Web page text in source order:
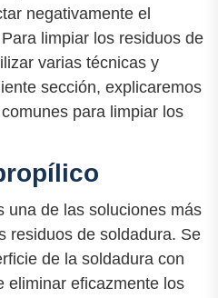
negativamente el
limpiar los residuos de
varias técnicas y
sección, explicaremos
para limpiar los
una de las soluciones más
residuos de soldadura. Se
de la soldadura con
eliminar eficazmente los